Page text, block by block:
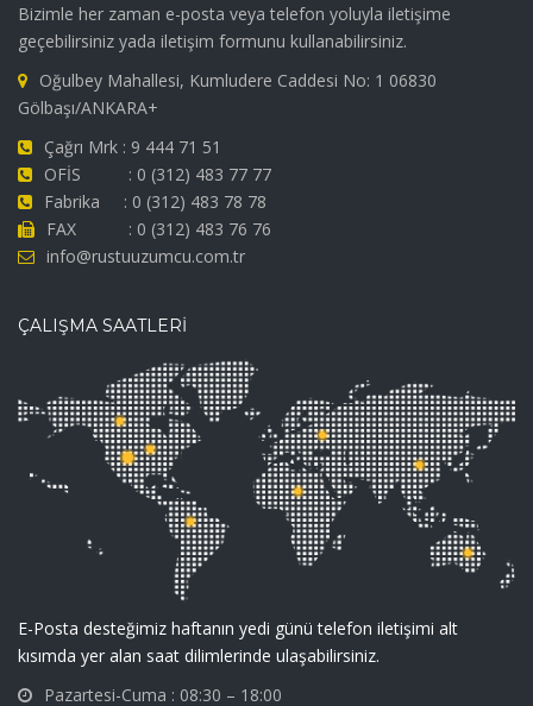
Bizimle her zaman e-posta veya telefon yoluyla iletişime
geçebilirsiniz yada iletişim formunu kullanabilirsiniz.
Oğulbey Mahallesi, Kumludere Caddesi No: 1 06830
Gölbaşı/ANKARA+
Çağrı Mrk : 9 444 71 51
OFİS : 0 (312) 483 77 77
Fabrika : 0 (312) 483 78 78
FAX : 0 (312) 483 76 76
info@rustuuzumcu.com.tr
ÇALIŞMA SAATLERİ
E-Posta desteğimiz haftanın yedi günü telefon iletişimi alt
kısımda yer alan saat dilimlerinde ulaşabilirsiniz.
Pazartesi-Cuma : 08:30 – 18:00